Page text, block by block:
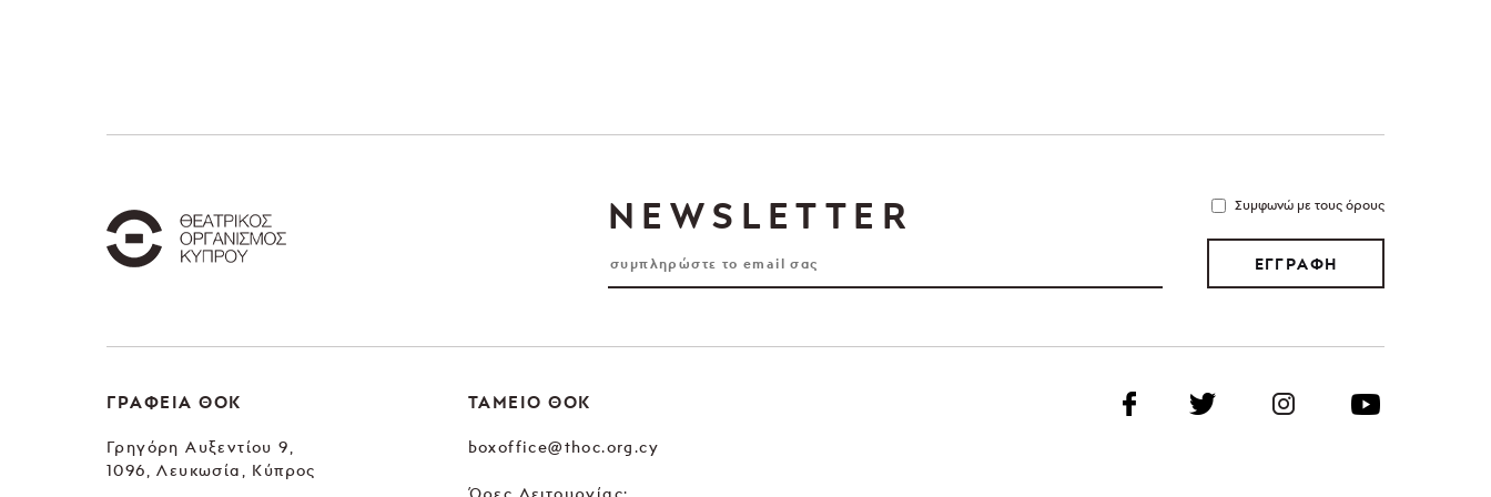
NEWSLETTER Συμφωνώ με τους όρους
ΕΓΓΡΑΦΗ
ΓΡΑΦΕΙΑ ΘΟΚ
Γρηγόρη Αυξεντίου 9,
1096, Λευκωσία, Κύπρος
ΤΑΜΕΙΟ ΘΟΚ
boxoffice@thoc.org.cy
Ώρες Λειτουργίας: